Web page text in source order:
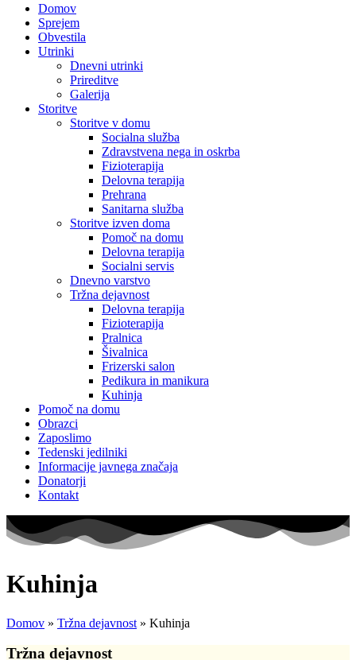
Domov
Sprejem
Obvestila
Utrinki
Dnevni utrinki
Prireditve
Galerija
Storitve
Storitve v domu
Socialna služba
Zdravstvena nega in oskrba
Fizioterapija
Delovna terapija
Prehrana
Sanitarna služba
Storitve izven doma
Pomoč na domu
Delovna terapija
Socialni servis
Dnevno varstvo
Tržna dejavnost
Delovna terapija
Fizioterapija
Pralnica
Šivalnica
Frizerski salon
Pedikura in manikura
Kuhinja
Pomoč na domu
Obrazci
Zaposlimo
Tedenski jedilniki
Informacije javnega značaja
Donatorji
Kontakt
Kuhinja
Domov » Tržna dejavnost » Kuhinja
Tržna dejavnost